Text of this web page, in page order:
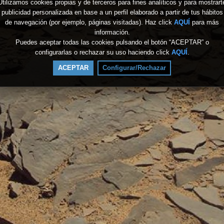
cookies propias y de terceros para fines analíticos y para
publicidad personalizada en base a un perfil elaborado a partir de tus hábitos
de navegación (por ejemplo, páginas visitadas). Haz click AQUÍ para más
información.
Puedes aceptar todas las cookies pulsando el botón “ACEPTAR” o
configurarlas o rechazar su uso haciendo click AQUÍ .
ACEPTAR Configurar/Rechazar